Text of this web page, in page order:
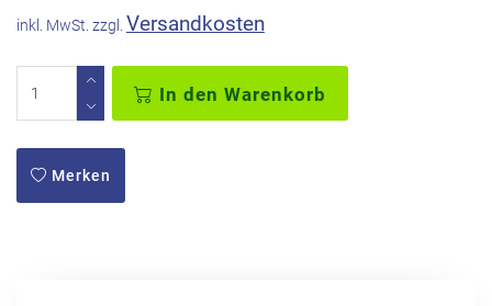
inkl. MwSt. zzgl. Versandkosten
In den Warenkorb
Merken